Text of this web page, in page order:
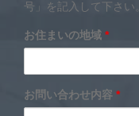
号」を記入して下さい。
お住まいの地域 *
お問い合わせ内容 *